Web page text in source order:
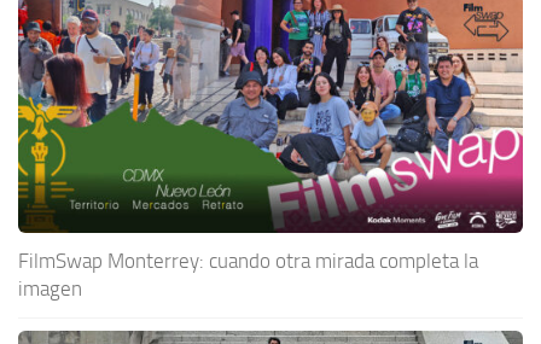
FilmSwap Monterrey: cuando otra mirada completa la
imagen